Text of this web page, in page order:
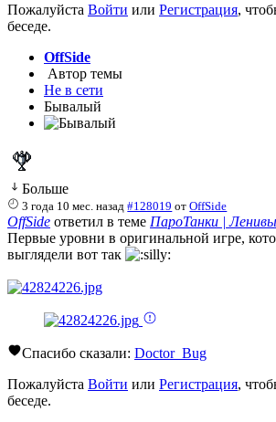
Пожалуйста Войти или Регистрация,
беседе.
OffSide
Автор темы
Не в сети
Бывалый
Больше
3 года 10 мес. назад #128019 отOffSide
OffSide ответил в теме ПароТанки |
Первые уровни в оригинальной игре,
выглядели вот так
Спасибо сказали: Doctor_Bug
Пожалуйста Войти или Регистрация,
беседе.